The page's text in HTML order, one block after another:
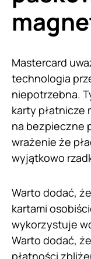
Mastercard
technologia
niepotrzebna.
karty płatnicze
na bezpieczne
wrażenie że
wyjątkowo
Warto dodać,
kartami
wykorzystuje
Warto dodać,